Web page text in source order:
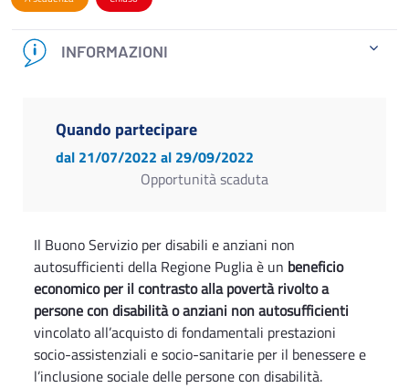
INFORMAZIONI
Quando partecipare
dal 21/07/2022 al 29/09/2022
Opportunità scaduta
Il Buono Servizio per disabili e anziani non
autosufficienti della Regione Puglia è un beneficio
economico per il contrasto alla povertà rivolto a
persone con disabilità o anziani non autosufficienti
vincolato all’acquisto di fondamentali prestazioni
socio-assistenziali e socio-sanitarie per il benessere e
l’inclusione sociale delle persone con disabilità.